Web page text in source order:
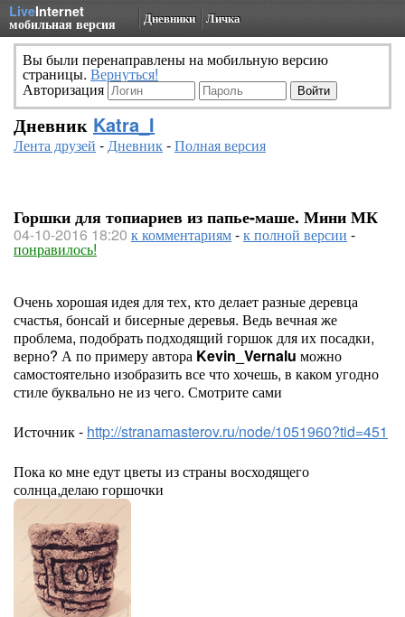
LiveInternet
мобильная версия Дневники Личка
Вы были перенаправлены на мобильную версию
страницы. Вернуться!
Авторизация
Дневник Katra_I
Лента друзей -Дневник-Полная версия
Горшки для топиариев из папье-маше. Мини МК
04-10-2016 18:20 к комментариям-к полной версии -
понравилось!
Очень хорошая идея для тех, кто делает разные деревца
счастья, бонсай и бисерные деревья. Ведь вечная же
проблема, подобрать подходящий горшок для их посадки,
верно? А по примеру автора Kevin_Vernalu можно
самостоятельно изобразить все что хочешь, в каком угодно
стиле буквально не из чего. Смотрите сами
Источник - http://stranamasterov.ru/node/1051960?tid=451
Пока ко мне едут цветы из страны восходящего
солнца,делаю горшочки